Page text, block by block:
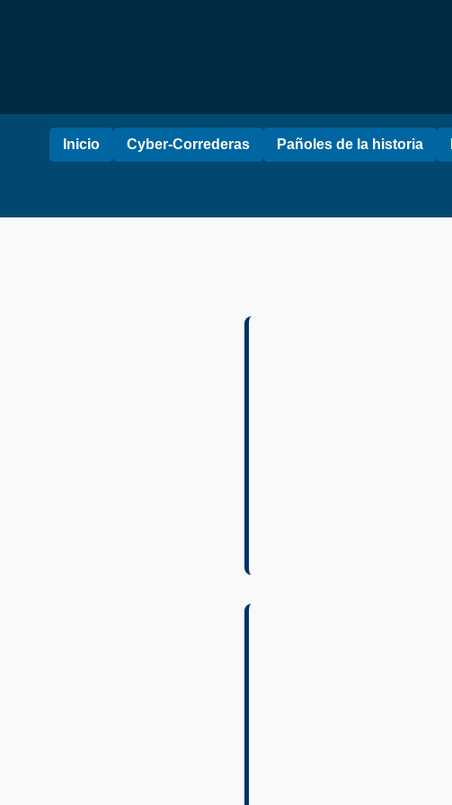
Inicio Cyber-Correderas Pañoles de la historia